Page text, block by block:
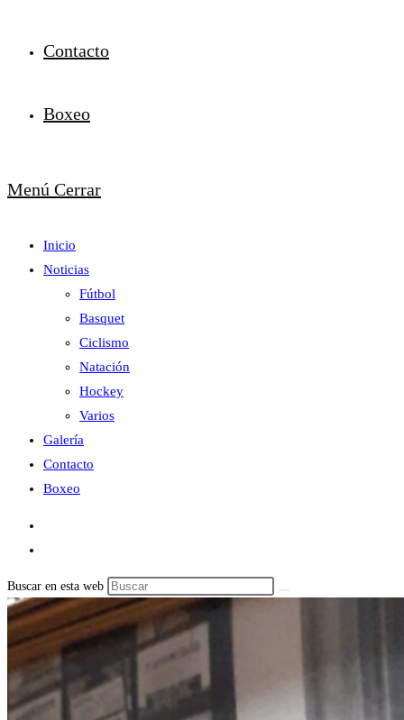
Contacto
Boxeo
Menú Cerrar
Inicio
Noticias
Fútbol
Basquet
Ciclismo
Natación
Hockey
Varios
Galería
Contacto
Boxeo
Buscar en esta web